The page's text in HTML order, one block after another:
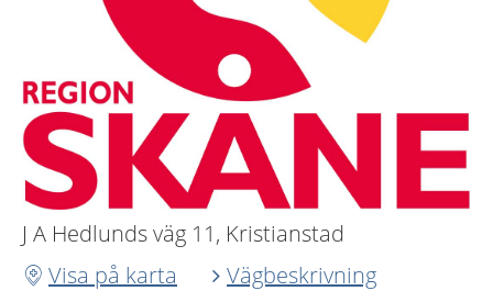
J A Hedlunds väg 11, Kristianstad
Visa på karta
Vägbeskrivning